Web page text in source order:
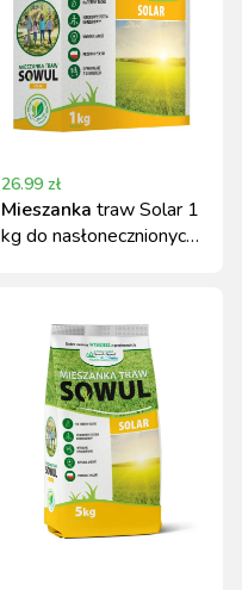
26.99 zł
Mieszanka traw Solar 1
kg do nasłonecznionych i